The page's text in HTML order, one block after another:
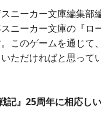
ニーカー文庫編集部
ニーカー文庫の『ロ
このゲームを通じて
ただければと思って
記』25周年に相応